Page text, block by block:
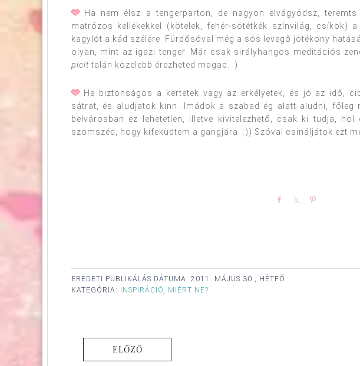
Ha nem élsz a tengerparton, de nagyon elvágyódsz,
matrózos kellékekkel (kötelek, fehér-sötétkék színvilág, csíkok)
kagylót a kád szélére. Fürdősóval még a sós levegő jótékony
olyan, mint az igazi tenger. Már csak sirályhangos meditációs
picittalán közelebb érezheted magad. :)
Ha biztonságos a kertetek vagy az erkélyetek, és jó az idő,
sátrat, és aludjatok kinn. Imádok a szabad ég alatt aludni, főleg
belvárosban ez lehetetlen, illetve kivitelezhető, csak ki tudja,
szomszéd, hogy kifeküdtem a gangjára. :)) Szóval csináljátok ezt
Share Share
EREDETI PUBLIKÁLÁS DÁTUMA: 2011. MÁJUS 30., HÉTFŐ
KATEGÓRIA:
INSPIRÁCIÓ, MIÉRT NE?
ELŐZŐ